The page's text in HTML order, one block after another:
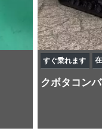
すぐ乗れます
クボタコン